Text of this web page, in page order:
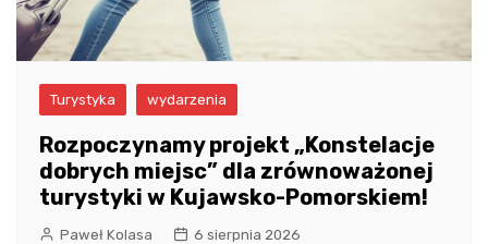
Turystyka wydarzenia
Rozpoczynamy projekt „Konstelacje
dobrych miejsc” dla zrównoważonej
turystyki w Kujawsko-Pomorskiem!
Paweł Kolasa 6 sierpnia 2026